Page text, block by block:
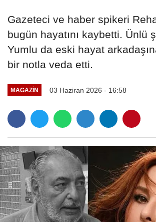
Gazeteci ve haber spikeri
bugün hayatını kaybetti. Ünlü
Yumlu da eski hayat
bir notla veda etti.
MAGAZIN 03 Haziran 2026 - 16:58